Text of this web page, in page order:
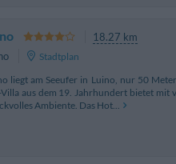
18.27 km
Stadtplan
liegt am Seeufer in Luino, nur 50
aus dem 19. Jahrhundert bietet mit
Ambiente. Das Hot...